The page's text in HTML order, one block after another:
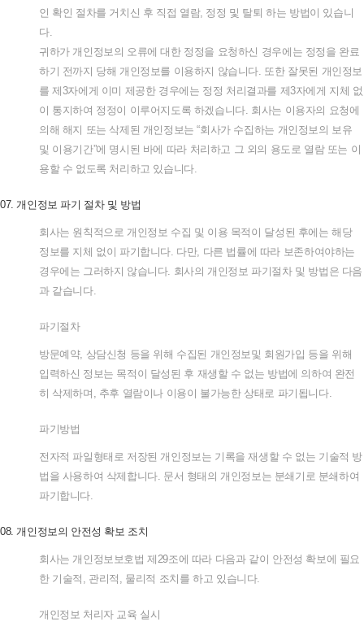
인 확인 절차를 거치신 후 직접 열람, 정정 및 탈퇴 하는 방법이 있습니
다.
귀하가 개인정보의 오류에 대한 정정을 요청하신 경우에는 정정을 완료
하기 전까지 당해 개인정보를 이용하지 않습니다 또한 잘못된 개인정보
를 제 3자에게 이미 제공한 경우에는 정정 처리결과를 제3자에게 지체 없
이 통지하여 정정이 이루어지도록 하겠습니다. 회사는 이용자의 요청에
의해 해지 또는 삭제된 개인정보는 “회사가 수집하는 개인정보의 보유
및 이용기간”에 명시된 바에 따라 처리하고 그 외의 용도로 열람 또는 이
용할 수 없도록 처리하고 있습니다.
07. 개인정보 파기 절차 및 방법
회사는 원칙적으로 개인정보 수집 및 이용 목적이 달성된 후에는 해당
정보를 지체 없이 파기합니다 다만, 다른 법률에 따라 보존하여야하는
경우에는 그러하지 않습니다. 회사의 개인정보 파기절차 및 방법은 다음
과 같습니다.
파기절차
방문예약, 상담신청 등을 위해 수집된 개인정보및 회원가입 등을 위해
입력하신 정보는 목적이 달성된 후 재생할 수 없는 방법에 의하여 완전
히 삭제하며 추후 열람이나 이용이 불가능한 상태로 파기됩니다.
파기방법
전자적 파일형태로 저장된 개인정보는 기록을 재생할 수 없는 기술적 방
법을 사용하여 삭제합니다. 문서 형태의 개인정보는 분쇄기로 분쇄하여
파기합니다
08. 개인정보의 안전성 확보 조치
회사는 개인정보보호법 제 29조에 따라 다음과 같이 안전성 확보에 필요
한 기술적 관리적 물리적 조치를 하고 있습니다.
개인정보 처리자 교육 실시